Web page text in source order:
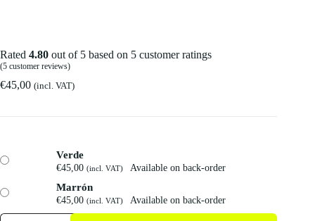
Rated 4.80 out of 5 based on 5 customer ratings
(5 customer reviews)
€45,00 (incl. VAT)
Verde
€45,00 (incl. VAT) Available on back-order
Marrón
€45,00 (incl. VAT) Available on back-order